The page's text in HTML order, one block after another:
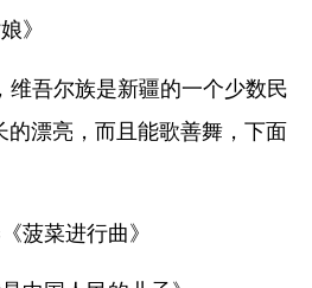
》
维吾尔族是新疆的一个少数民
漂亮，而且能歌善舞，下面
菠菜进行曲》